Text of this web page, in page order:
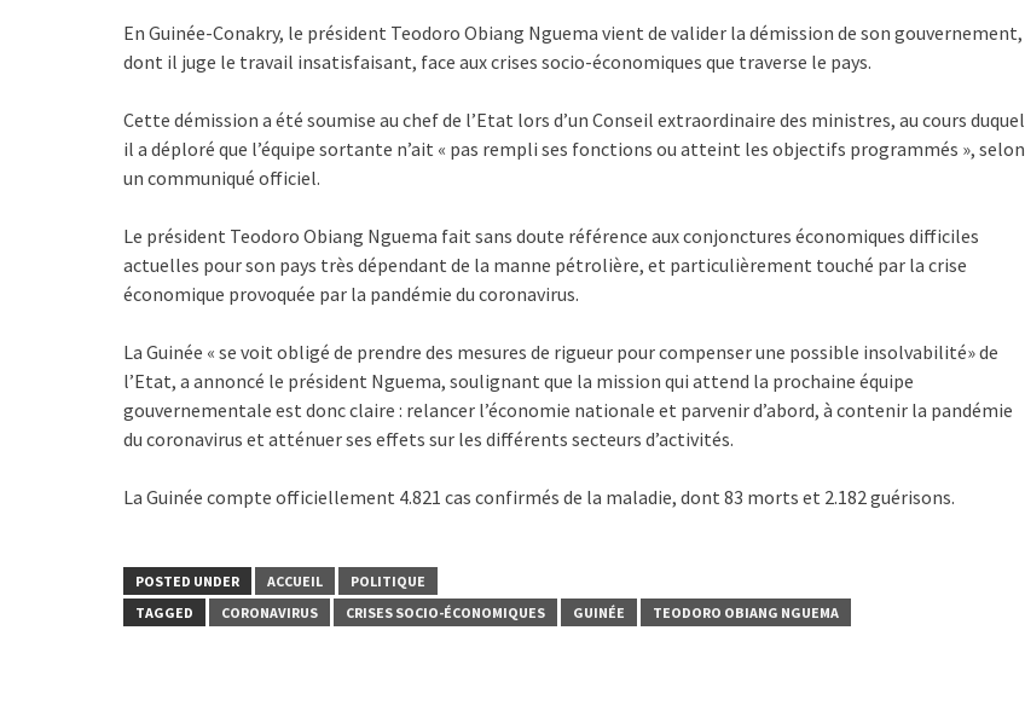
En Guinée-Conakry, le président Teodoro Obiang Nguema vient de valider la démission de son gouvernement,
dont il juge le travail insatisfaisant, face aux crises socio-économiques que traverse le pays.
Cette démission a été soumise au chef de l’Etat lors d’un Conseil extraordinaire des ministres, au cours duquel
il a déploré que l’équipe sortante n’ait « pas rempli ses fonctions ou atteint les objectifs programmés », selon
un communiqué officiel.
Le président Teodoro Obiang Nguema fait sans doute référence aux conjonctures économiques difficiles
actuelles pour son pays très dépendant de la manne pétrolière, et particulièrement touché par la crise
économique provoquée par la pandémie du coronavirus.
La Guinée « se voit obligé de prendre des mesures de rigueur pour compenser une possible insolvabilité» de
l’Etat, a annoncé le président Nguema, soulignant que la mission qui attend la prochaine équipe
gouvernementale est donc claire : relancer l’économie nationale et parvenir d’abord, à contenir la pandémie
du coronavirus et atténuer ses effets sur les différents secteurs d’activités.
La Guinée compte officiellement 4.821 cas confirmés de la maladie, dont 83 morts et 2.182 guérisons.
POSTED UNDER ACCUEIL
POLITIQUE
TAGGED
CORONAVIRUS CRISES SOCIO-ÉCONOMIQUES GUINÉE TEODORO OBIANG NGUEMA